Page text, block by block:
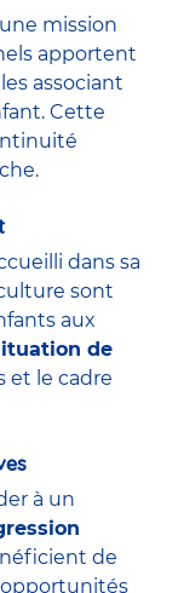
mission
apportent
associant
Cette
dans sa
sont
aux
de
et le cadre
à un
de